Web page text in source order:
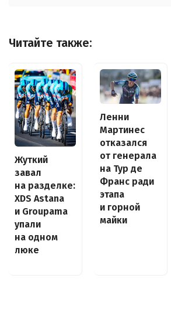
Читайте также:
Жуткий
завал
на разделке:
XDS Astana
и Groupama
упали
на одном
люке
Ленни
Мартинес
отказался
от генерала
на Тур де
Франс ради
этапа
и горной
майки